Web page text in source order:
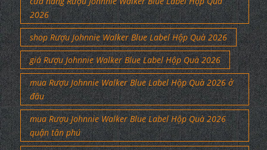
2026
shop Rượu Johnnie Walker Blue Label Hộp Quà 2026
giá Rượu Johnnie Walker Blue Label Hộp Quà 2026
mua Rượu Johnnie Walker Blue Label Hộp Quà 2026 ở
đâu
mua Rượu Johnnie Walker Blue Label Hộp Quà 2026
quận tân phú